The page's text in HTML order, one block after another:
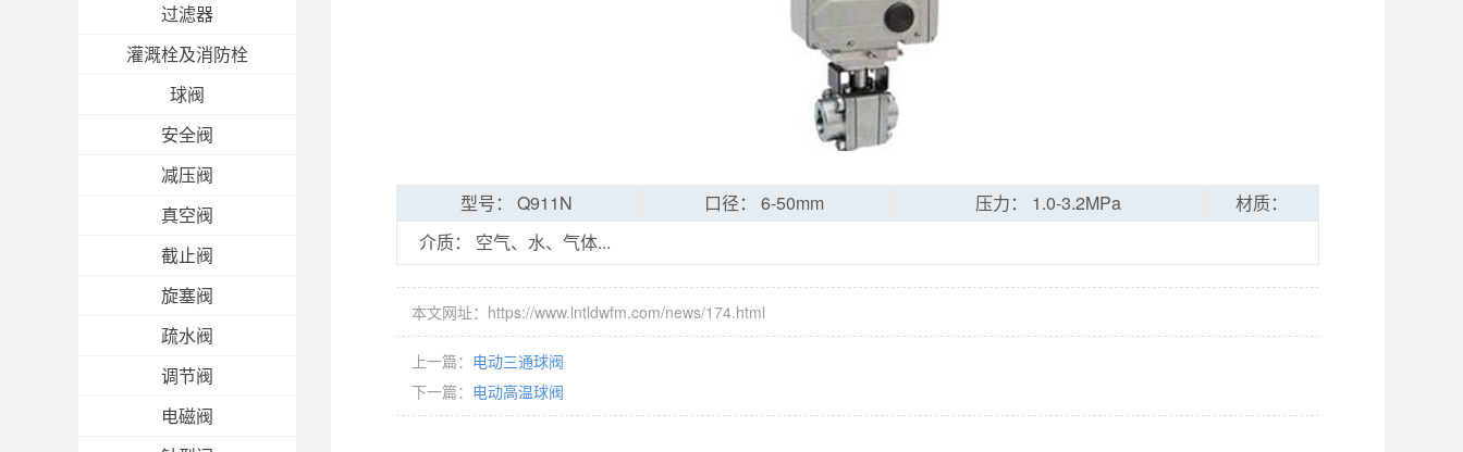
过滤器
灌溉栓及消防栓
球阀
安全阀
减压阀
真空阀
截止阀
旋塞阀
疏水阀
调节阀
电磁阀
型号： Q911N 口径： 6-50mm 压力： 1.0-3.2MPa
材质：
介质： 空气、水、气体...
本文网址：https://www.lntldwfm.com/news/174.html
上一篇： 电动三通球阀
下一篇： 电动高温球阀